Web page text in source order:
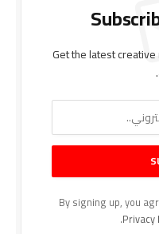
Get the latest
Privacy